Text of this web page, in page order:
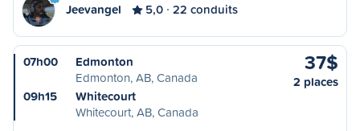
Jeevangel 5,0 22 conduits
07h00
Edmonton
Edmonton, AB, Canada
09h15
Whitecourt
Whitecourt, AB, Canada
37$
2 places